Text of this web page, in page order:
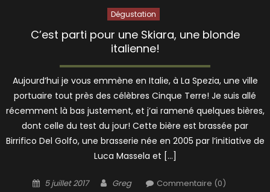
Dégustation
C’est parti pour une Skiara, une blonde
italienne!
Aujourd’hui je vous emmène en Italie, à La Spezia, une ville
portuaire tout près des célèbres Cinque Terre! Je suis allé
récemment là bas justement, et j’ai ramené quelques bières,
dont celle du test du jour! Cette bière est brassée par
Birrifico Del Golfo, une brasserie née en 2005 par l’initiative de
Luca Massela et […]
Posted
5 juillet 2017 Author
Greg Commentaire (0)